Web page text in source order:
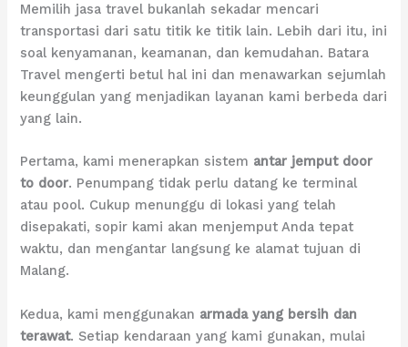
Memilih jasa travel bukanlah sekadar mencari
transportasi dari satu titik ke titik lain. Lebih dari itu, ini
soal kenyamanan, keamanan, dan kemudahan. Batara
Travel mengerti betul hal ini dan menawarkan sejumlah
keunggulan yang menjadikan layanan kami berbeda dari
yang lain.
Pertama, kami menerapkan sistem antar jemput door
to door. Penumpang tidak perlu datang ke terminal
atau pool. Cukup menunggu di lokasi yang telah
disepakati, sopir kami akan menjemput Anda tepat
waktu, dan mengantar langsung ke alamat tujuan di
Malang.
Kedua, kami menggunakan armada yang bersih dan
terawat. Setiap kendaraan yang kami gunakan, mulai